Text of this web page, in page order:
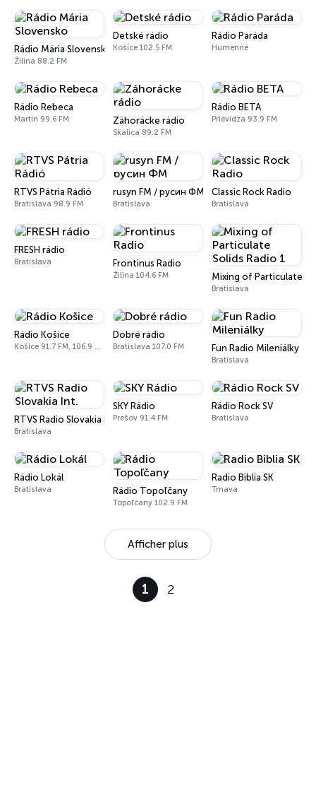
Rádio Mária Slovensko
Žilina 88.2 FM
Detské rádio
Košice 102.5 FM
Rádio Paráda
Humenné
Rádio Rebeca
Martin 99.6 FM Záhorácke rádio
Skalica 89.2 FM
Rádio BETA
Prievidza 93.9 FM
RTVS Pátria Rádió
Bratislava 98.9 FM
rusyn FM / русин ФМ
Bratislava
Classic Rock Radio
Bratislava
FRESH rádio
Bratislava Frontinus Radio
Žilina 104.6 FM Mixing of Particulate
Bratislava
Rádio Košice
Košice 91.7 FM, 106.9 FM
Dobré rádio
Bratislava 107.0 FM Fun Radio Mileniálky
Bratislava
RTVS Radio Slovakia Int.
Bratislava
SKY Rádio
Prešov 91.4 FM
Rádio Rock SV
Bratislava
Rádio Lokál
Bratislava Rádio Topoľčany
Topoľčany 102.9 FM
Radio Biblia SK
Trnava
Afficher plus
1 2